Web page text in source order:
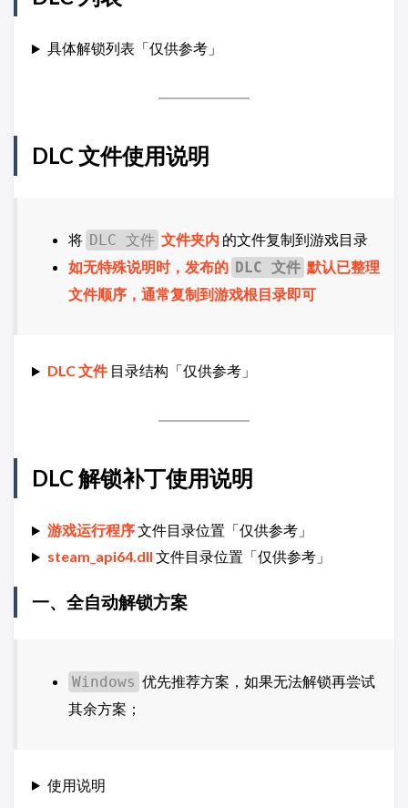
具体解锁列表「仅供参考」
DLC 文件使用说明
将 DLC 文件 文件夹内 的文件复制到游戏目录
如无特殊说明时，发布的 DLC 文件 默认已整理
文件顺序，通常复制到游戏根目录即可
DLC 文件目录结构「仅供参考」
DLC 解锁补丁使用说明
游戏运行程序文件目录位置「仅供参考」
steam_api64.dll 文件目录位置「仅供参考」
一、全自动解锁方案
Windows 优先推荐方案，如果无法解锁再尝试
其余方案；
使用说明